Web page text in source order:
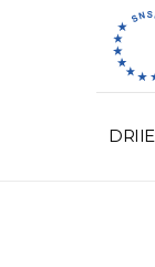
DRIIE